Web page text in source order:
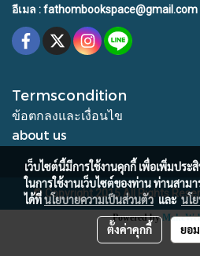
อีเมล : fathombookspace@gmail.com
Termscondition
ข้อตกลงและเงื่อนไข
about us
© Copyright 2015 All Rights
Powered by
เว็บไซต์นี้มีการใช้งานคุกกี้ เพื่อเพิ่มปร
ในการใช้งานเว็บไซต์ของท่าน ท่านสาม
ได้ที่นโยบายความเป็นส่วนตัวและนโ
ตั้งค่าคุกกี้ ยอ